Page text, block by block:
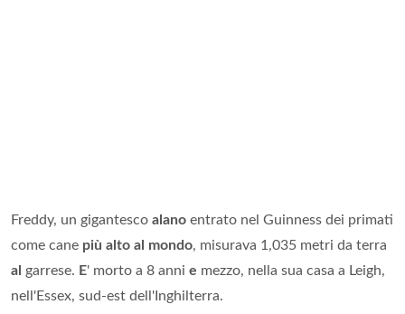
Freddy, un gigantesco alano entrato nel Guinness dei primati
come cane più alto al mondo, misurava 1,035 metri da terra
al garrese. E' morto a 8 anni e mezzo, nella sua casa a Leigh,
nell'Essex, sud-est dell'Inghilterra.